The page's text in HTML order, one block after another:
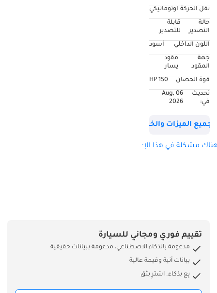
2025 Fiat Scudo 2.0T
BlueHDi GCC 0Km
--------------------------
الماركة: Fiat
السنة: 2025
كيلومترات: 0 كم
عدد الأسطوانات: 4
نوع النقل: نقل
توربو
حصان
نقل الحركة اوتوماتيكي
حالة
التصدير
قابلة
للتصدير
اللون الداخلي
أسود
جهة
المقود
مقود
يسار
قوة الحصان
150 HP
تحديث
في:
06 Aug,
2026
جميع الميزات والخصائص
مشكلة في هذا الإعلان؟
تقييم فوري ومجاني للسيارة
مدعومة بالذكاء الاصطناعي، مدعومة ببيانات حقيقية
بيانات آنية وقيمة عالية
بِع بذكاء. اشترِ بثق